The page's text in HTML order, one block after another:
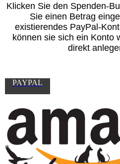
Klicken Sie den Spenden-
Sie einen Betrag
existierendes PayPal-
können sie sich ein Konto
direkt
PAYPAL